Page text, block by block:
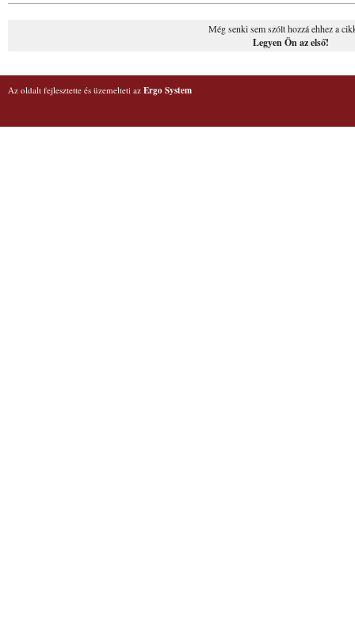
Még senki sem szólt hozzá ehhez a
Legyen Ön az első!
Az oldalt fejlesztette és üzemelteti az Ergo System